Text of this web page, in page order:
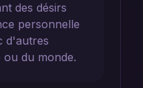
des désirs
personnelle
d'autres
ou du monde.